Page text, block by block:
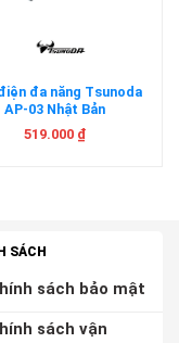
đa năng Tsunoda
AP-03 Nhật Bản
519.000 ₫
SÁCH
sách bảo mật
sách vận